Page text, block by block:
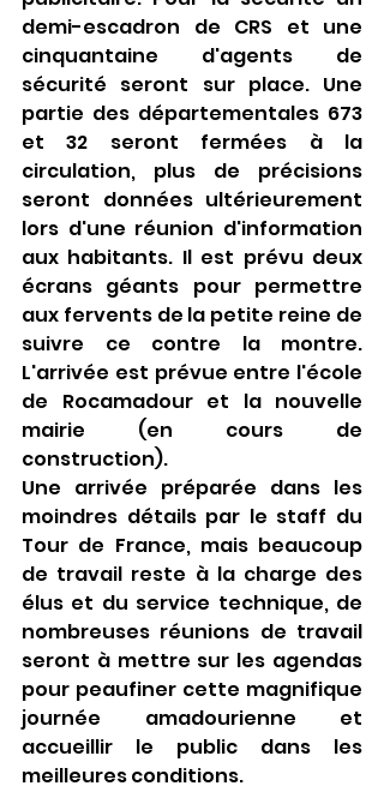
demi-escadron de CRS et une
cinquantaine d'agents de
sécurité seront sur place. Une
partie des départementales 673
et 32 seront fermées à la
circulation, plus de précisions
seront données ultérieurement
lors d'une réunion d'information
aux habitants. Il est prévu deux
écrans géants pour permettre
aux fervents de la petite reine de
suivre ce contre la montre.
L'arrivée est prévue entre l'école
de Rocamadour et la nouvelle
mairie (en cours de
construction).
Une arrivée préparée dans les
moindres détails par le staff du
Tour de France, mais beaucoup
de travail reste à la charge des
élus et du service technique, de
nombreuses réunions de travail
seront à mettre sur les agendas
pour peaufiner cette magnifique
journée amadourienne et
accueillir le public dans les
meilleures conditions.